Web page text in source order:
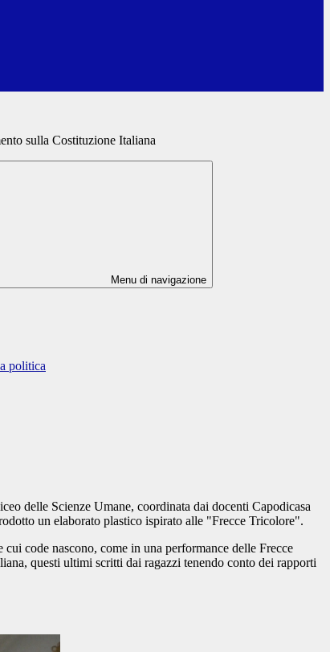
sulla Costituzione Italiana
Menu di navigazione
politica
delle Scienze Umane, coordinata dai docenti Capodicasa
un elaborato plastico ispirato alle "Frecce Tricolore".
code nascono, come in una performance delle Frecce
questi ultimi scritti dai ragazzi tenendo conto dei rapporti